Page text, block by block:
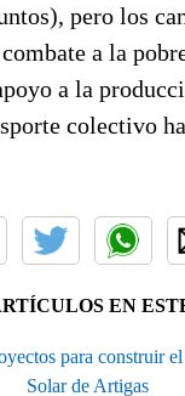
pero los
a la
a la
colectivo
EN
para construir
Solar de Artigas